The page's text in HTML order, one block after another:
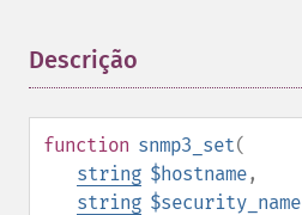
Descrição
function snmp3_set(
string $hostname,
string $security_name